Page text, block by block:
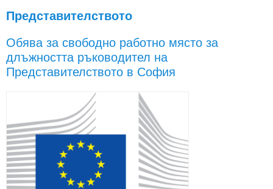
Представителството
Обява за свободно работно място за
длъжността ръководител на
Представителството в София